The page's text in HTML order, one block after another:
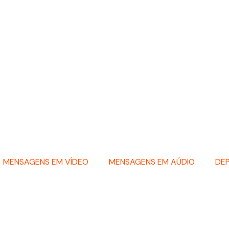
MENSAGENS EM VÍDEO MENSAGENS EM AÚDIO